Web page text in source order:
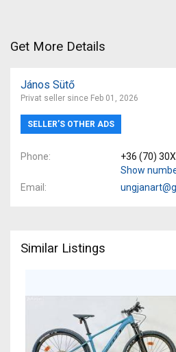
Get More Details
János Sütő
Privat seller since Feb 01, 2026
SELLER’S OTHER ADS
Phone
+36 (70)
Show
Email
Similar Listings